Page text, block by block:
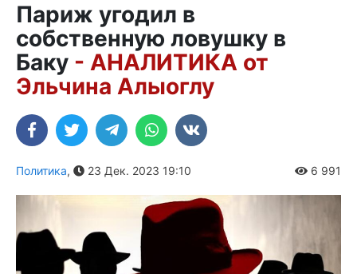
Париж угодил в
собственную ловушку в
Баку - АНАЛИТИКА от
Эльчина Алыоглу
Политика, 23 Дек. 2023 19:10 6 991